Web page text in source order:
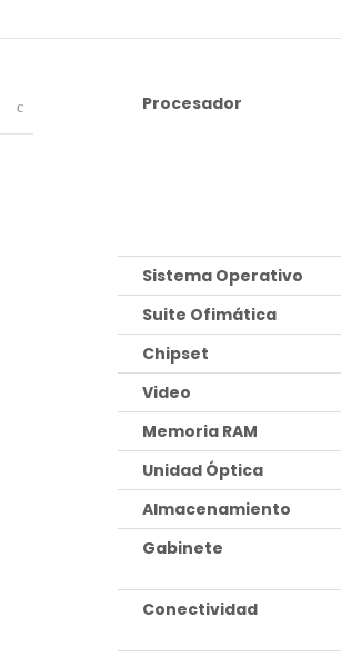
Procesador
Sistema Operativo
Suite Ofimática
Chipset
Video
Memoria RAM
Unidad Óptica
Almacenamiento
Gabinete
Conectividad